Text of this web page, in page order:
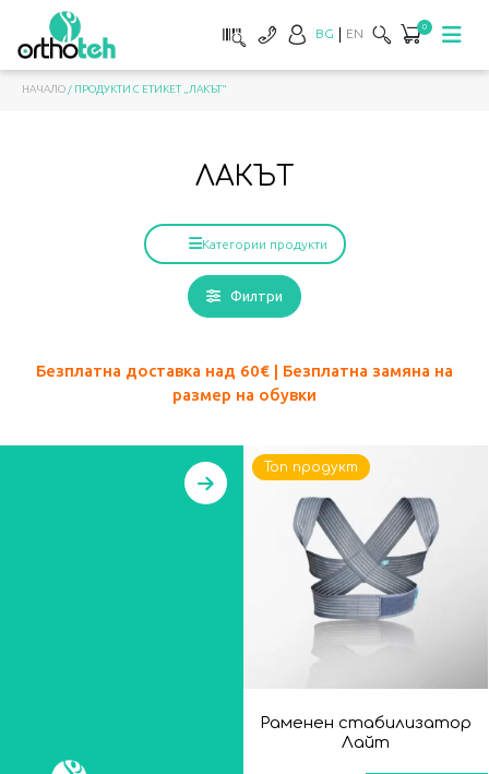
BG EN 0
НАЧАЛО / ПРОДУКТИ С ЕТИКЕТ „ЛАКЪТ“
ЛАКЪТ
Филтри
Категории продукти
Безплатна доставка над 60€ | Безплатна замяна на
размер на обувки
Раменен стабилизатор
Лайт
Топ продукт